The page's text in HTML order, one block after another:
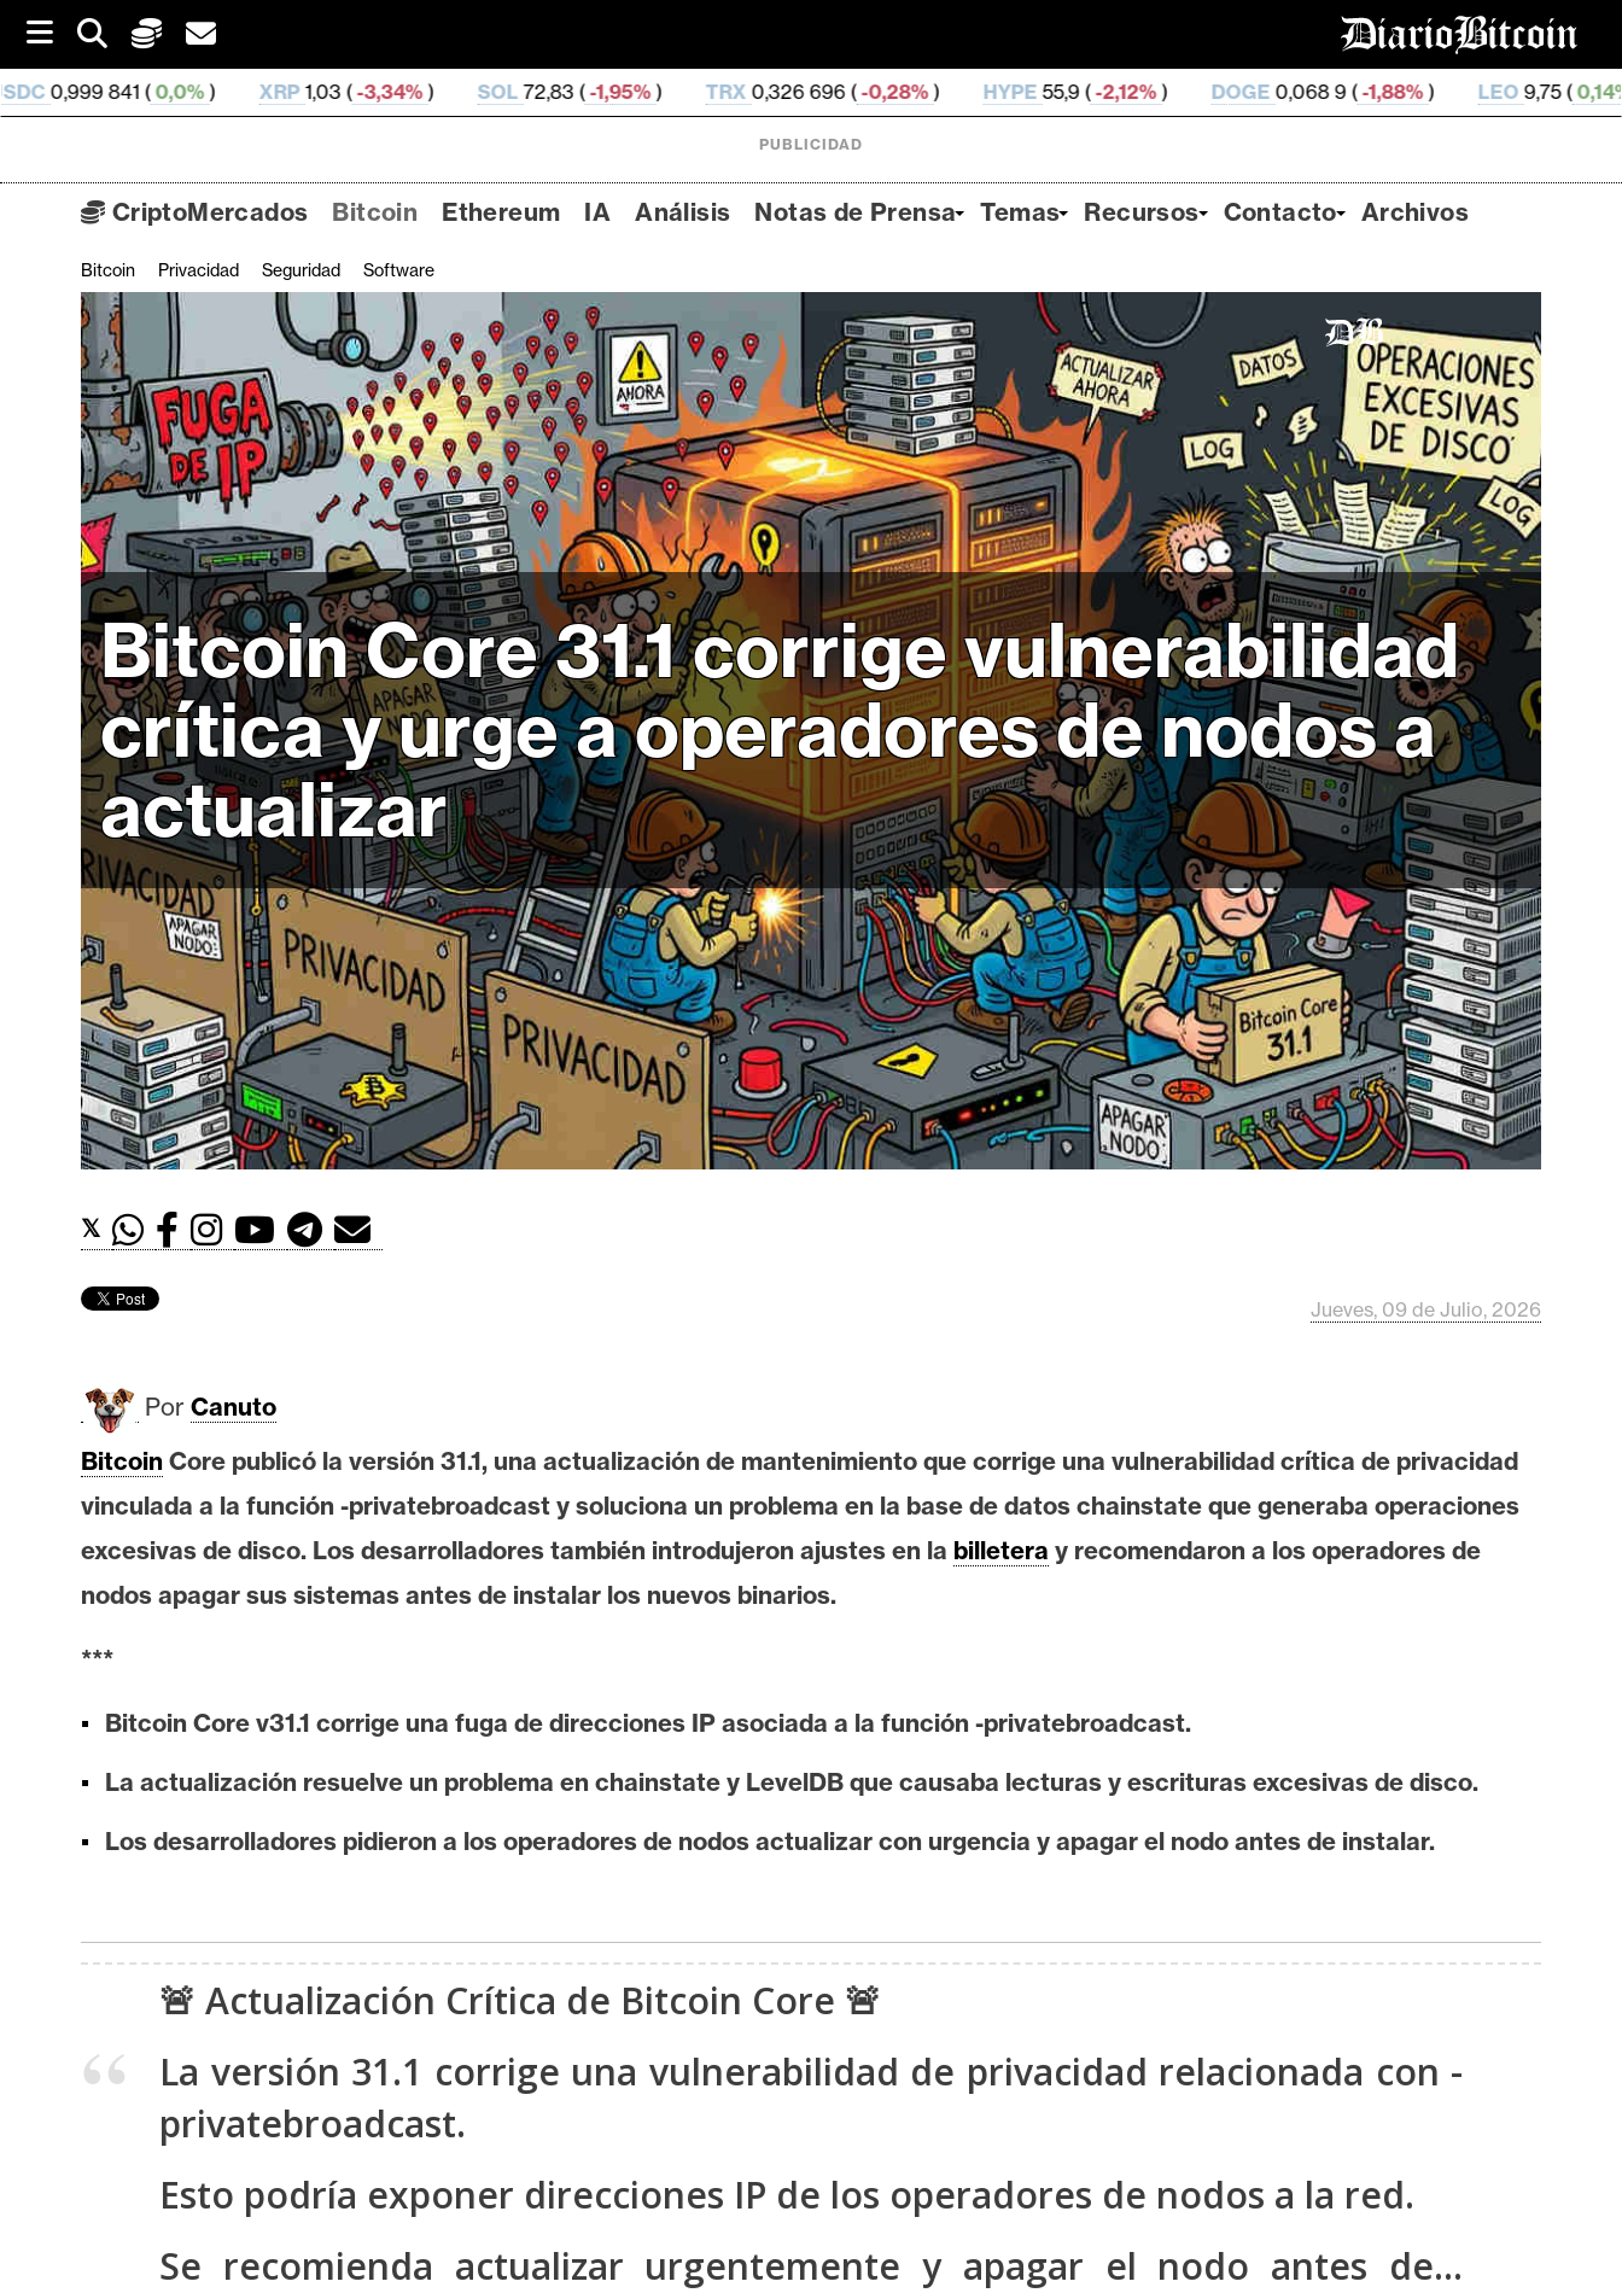
i
p
t
) XRP1,03 (-3,34% SOL 72,83 (-1,95%) TRX 0,326 696 ( -0,28%) HYPE55,9 (-2,12%) DOGE0,068 9 ( -1,88%) LEO9,75 (0,14% ZEC493,56
C
r
i
p
t
o
M
e
r
c
a
d
o
s
B
i
t
c
i
n
E
t
h
e
e
m
I
A
A
n
l
s
s
o
s
P
r
PUBLICIDAD
CriptoMercados Bitcoin Ethereum IA Análisis Notas de Prensa Temas Recursos Contacto Archivos
Bitcoin Privacidad Seguridad Software
Bitcoin Core 31.1 corrige vulnerabilidad
crítica y urge a operadores de nodos a
actualizar
𝕏
Jueves, 09 de Julio, 2026
Por Canuto
Bitcoin Core publicó la versión 31.1, una actualización de mantenimiento que corrige una vulnerabilidad crítica de privacidad
vinculada a la función -privatebroadcast y soluciona un problema en la base de datos chainstate que generaba operaciones
excesivas de disco. Los desarrolladores también introdujeron ajustes en la billetera y recomendaron a los operadores de
nodos apagar sus sistemas antes de instalar los nuevos binarios.
***
Bitcoin Core v31.1 corrige una fuga de direcciones IP asociada a la función -privatebroadcast.
La actualización resuelve un problema en chainstate y LevelDB que causaba lecturas y escrituras excesivas de disco.
Los desarrolladores pidieron a los operadores de nodos actualizar con urgencia y apagar el nodo antes de instalar.
🚨 Actualización Crítica de Bitcoin Core 🚨
La versión 31.1 corrige una vulnerabilidad de privacidad relacionada con -
privatebroadcast.
Esto podría exponer direcciones IP de los operadores de nodos a la red.
Se recomienda actualizar urgentemente y apagar el nodo antes de…